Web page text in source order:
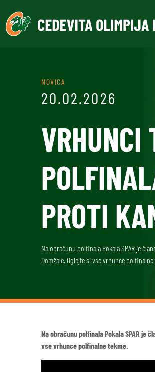
NOVICA
20.02.2026
VRHUNCI
PROTI
Na obračunu polfinala Pokala SPAR je
Domžale. Oglejte si vse vrhunce polfinalne
Na obračunu polfinala Pokala SPAR je
vse vrhunce polfinalne tekme.